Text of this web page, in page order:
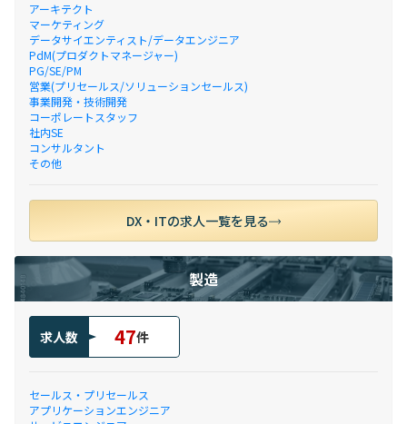
アーキテクト
マーケティング
データサイエンティスト/データエンジニア
PdM(プロダクトマネージャー)
PG/SE/PM
営業(プリセールス/ソリューションセールス)
事業開発・技術開発
コーポレートスタッフ
社内SE
コンサルタント
その他
DX・ITの求人一覧を見る
製造
求人数 47件
セールス・プリセールス
アプリケーションエンジニア